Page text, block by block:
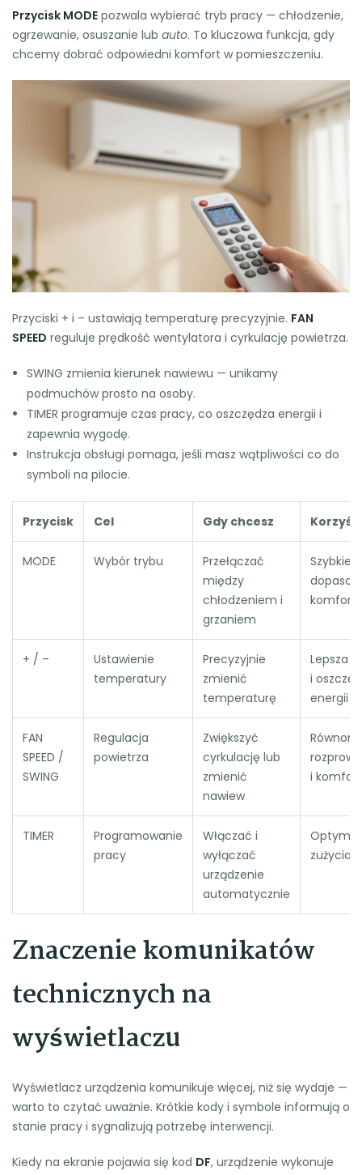
Przycisk MODE pozwala wybierać tryb pracy — chłodzenie,
ogrzewanie, osuszanie lub auto. To kluczowa funkcja, gdy
chcemy dobrać odpowiedni komfort w pomieszczeniu.
Przyciski + i – ustawiają temperaturę precyzyjnie. FAN
SPEED reguluje prędkość wentylatora i cyrkulację powietrza.
SWING zmienia kierunek nawiewu — unikamy
podmuchów prosto na osoby.
TIMER programuje czas pracy, co oszczędza energii i
zapewnia wygodę.
Instrukcja obsługi pomaga, jeśli masz wątpliwości co do
symboli na pilocie.
Przycisk Cel Gdy chcesz Korzyść
MODE Wybór trybu
Przełączać
między
chłodzeniem i
grzaniem
Szybkie
+ / –
Ustawienie
temperatury
Precyzyjnie
zmienić
temperaturę
Lepsza
i
energii
FAN
SPEED /
SWING
Regulacja
powietrza
Zwiększyć
cyrkulację lub
zmienić
nawiew
i
TIMER
Programowanie
pracy
Włączać i
wyłączać
urządzenie
automatycznie
zużycia
Znaczenie komunikatów
technicznych na
wyświetlaczu
Wyświetlacz urządzenia komunikuje więcej, niż się wydaje —
warto to czytać uważnie. Krótkie kody i symbole informują o
stanie pracy i sygnalizują potrzebę interwencji.
Kiedy na ekranie pojawia się kod DF, urządzenie wykonuje